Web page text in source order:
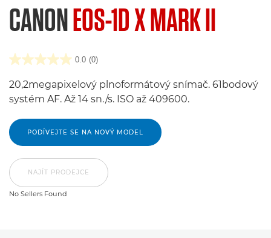
CANONEOS-1D X MARK II
0.0 (0)
20,2megapixelový plnoformátový snímač. 61bodový
systém AF. Až 14 sn./s. ISO až 409600.
PODÍVEJTE SE NA NOVÝ MODEL
NAJÍT PRODEJCE
No Sellers Found